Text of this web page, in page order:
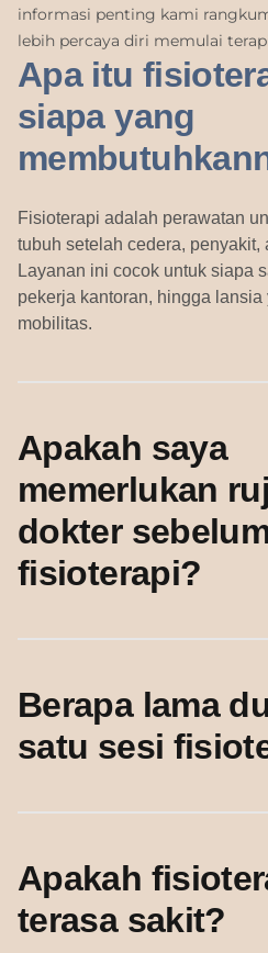
informasi penting kami
lebih percaya diri memulai
Apa itu
siapa yang
Fisioterapi adalah perawatan
tubuh setelah cedera, penyakit,
Layanan ini cocok untuk siapa
pekerja kantoran, hingga
mobilitas.
Apakah saya
memerlukan
dokter
fisioterapi?
Berapa lama
satu sesi
Apakah
terasa sakit?